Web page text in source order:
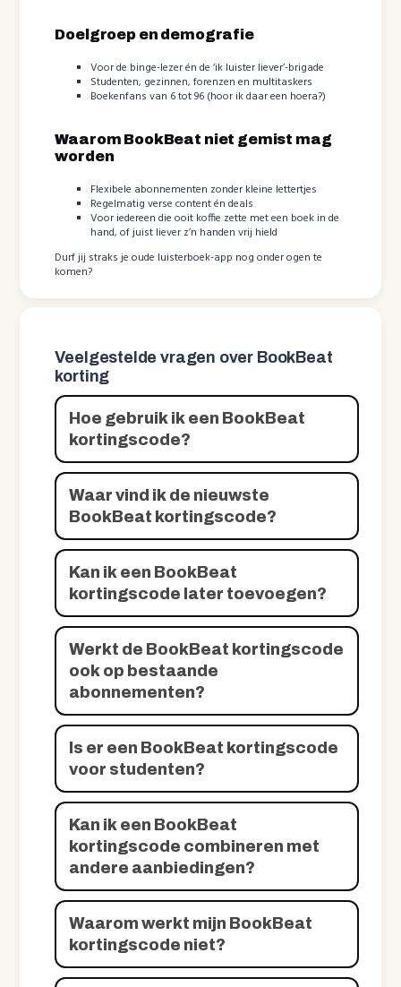
Doelgroep en demografie
Voor de binge-lezer én de ‘ik luister liever’-brigade
Studenten, gezinnen, forenzen en multitaskers
Boekenfans van 6 tot 96 (hoor ik daar een hoera?)
Waarom BookBeat niet gemist mag
worden
Flexibele abonnementen zonder kleine lettertjes
Regelmatig verse content én deals
Voor iedereen die ooit koffie zette met een boek in de
hand, of juist liever z’n handen vrij hield
Durf jij straks je oude luisterboek-app nog onder ogen te
komen?
Veelgestelde vragen over BookBeat
korting
Hoe gebruik ik een BookBeat
kortingscode?
Waar vind ik de nieuwste
BookBeat kortingscode?
Kan ik een BookBeat
kortingscode later toevoegen?
Werkt de BookBeat kortingscode
ook op bestaande
abonnementen?
Is er een BookBeat kortingscode
voor studenten?
Kan ik een BookBeat
kortingscode combineren met
andere aanbiedingen?
Waarom werkt mijn BookBeat
kortingscode niet?